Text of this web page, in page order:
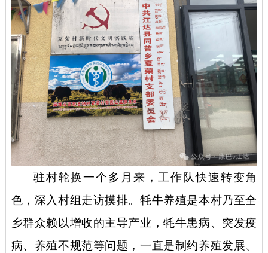
驻村轮换一个多月来，工作队快速转变角
色，深入村组走访摸排。牦牛养殖是本村乃至全
乡群众赖以增收的主导产业，牦牛患病、突发疫
病、养殖不规范等问题，一直是制约养殖发展、